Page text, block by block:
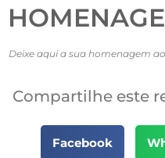
Deixe aqui a sua homenagem
Compartilhe este
Facebook